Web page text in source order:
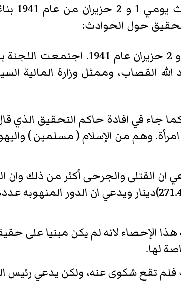
لجنة التحقيق عن حوادث يومي 1
الله القصاب، وممثل وزارة المالية
كما جاء في افادة حاكم التحقيق
الإحصاء لانه لم يكن مبنيا على
لها.
فلم تقع شكوى عنه، ولكن يدعي رئيس